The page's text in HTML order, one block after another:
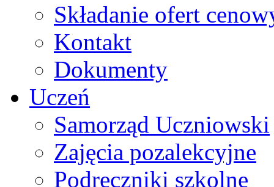
Składanie ofert
Kontakt
Dokumenty
Uczeń
Samorząd Uczniowski
Zajęcia pozalekcyjne
Podręczniki szkolne